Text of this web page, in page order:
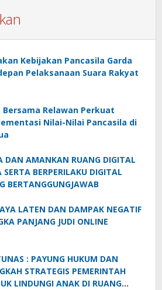
Kebijakan Pancasila Garda
Pelaksanaan Suara Rakyat
Bersama Relawan Perkuat
Nilai-Nilai Pancasila di
DAN AMANKAN RUANG DIGITAL
SERTA BERPERILAKU DIGITAL
BERTANGGUNGJAWAB
LATEN DAN DAMPAK NEGATIF
PANJANG JUDI ONLINE
: PAYUNG HUKUM DAN
STRATEGIS PEMERINTAH
LINDUNGI ANAK DI RUANG